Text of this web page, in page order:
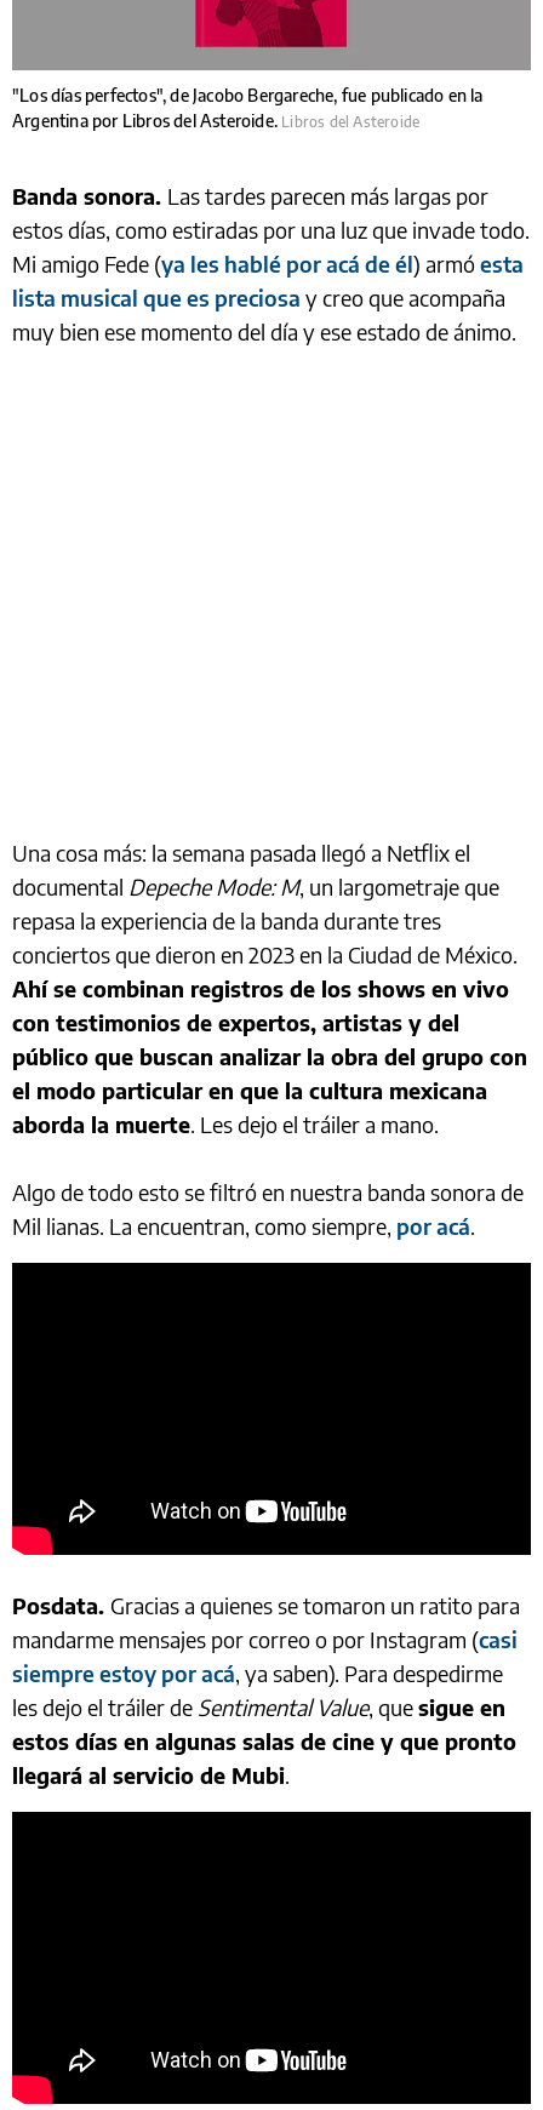
"Los días perfectos", de Jacobo Bergareche, fue publicado en la
Argentina por Libros del Asteroide. Libros del Asteroide
Banda sonora. Las tardes parecen más largas por
estos días, como estiradas por una luz que invade todo.
Mi amigo Fede (ya les hablé por acá de él) armóesta
lista musical que es preciosa y creo que acompaña
muy bien ese momento del día y ese estado de ánimo.
Una cosa más: la semana pasada llegó a Netflix el
documental Depeche Mode: M, un largometraje que
repasa la experiencia de la banda durante tres
conciertos que dieron en 2023 en la Ciudad de México.
Ahí se combinan registros de los shows en vivo
con testimonios de expertos, artistas y del
público que buscan analizar la obra del grupo con
el modo particular en que la cultura mexicana
aborda la muerte. Les dejo el tráiler a mano.
Algo de todo esto se filtró en nuestra banda sonora de
Mil lianas. La encuentran, como siempre, por acá.
Posdata. Gracias a quienes se tomaron un ratito para
mandarme mensajes por correo o por Instagram (casi
siempre estoy por acá, ya saben). Para despedirme
les dejo el tráiler de Sentimental Value, quesigue en
estos días en algunas salas de cine y que pronto
llegará al servicio de Mubi.